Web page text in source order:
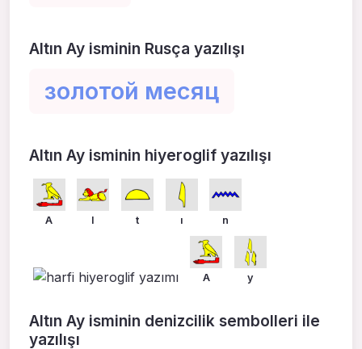
Altın Ay isminin Rusça yazılışı
золотой месяц
Altın Ay isminin hiyeroglif yazılışı
A l t ı n
A y
Altın Ay isminin denizcilik sembolleri ile
yazılışı